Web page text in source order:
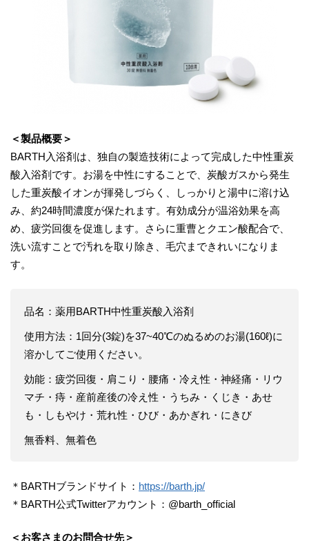
＜製品概要＞
BARTH入浴剤は、独自の製造技術によって完成した中性重炭
酸入浴剤です。お湯を中性にすることで、炭酸ガスから発生
した重炭酸イオンが揮発しづらく、しっかりと湯中に溶け込
み、約24時間濃度が保たれます。有効成分が温浴効果を高
め、疲労回復を促進します。さらに重曹とクエン酸配合で、
洗い流すことで汚れを取り除き、毛穴まできれいになりま
す。
品名：薬用BARTH中性重炭酸入浴剤
使用方法：1回分(3錠)を37~40℃のぬるめのお湯(160ℓ)に
溶かしてご使用ください。
効能：疲労回復・肩こり・腰痛・冷え性・神経痛・リウ
マチ・痔・産前産後の冷え性・うちみ・くじき・あせ
も・しもやけ・荒れ性・ひび・あかぎれ・にきび
無香料、無着色
＊BARTHブランドサイト： https://barth.jp/
＊BARTH公式Twitterアカウント：@barth_official
＜お客さまのお問合せ先＞